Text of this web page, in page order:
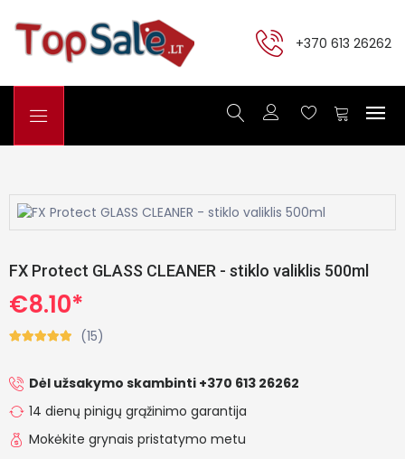
+370 613 26262
FX Protect GLASS CLEANER - stiklo valiklis 500ml
€8.10*
(15)
Dėl užsakymo skambinti +370 613 26262
14 dienų pinigų grąžinimo garantija
Mokėkite grynais pristatymo metu